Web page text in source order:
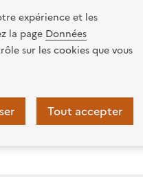
expérience et les
la page Données
sur les cookies que vous
Tout accepter